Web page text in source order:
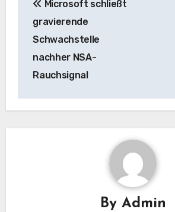
navigation
Microsoft schließt
gravierende
Schwachstelle
nachher NSA-
Rauchsignal
By Admin